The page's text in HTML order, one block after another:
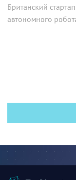
Британский
автономного